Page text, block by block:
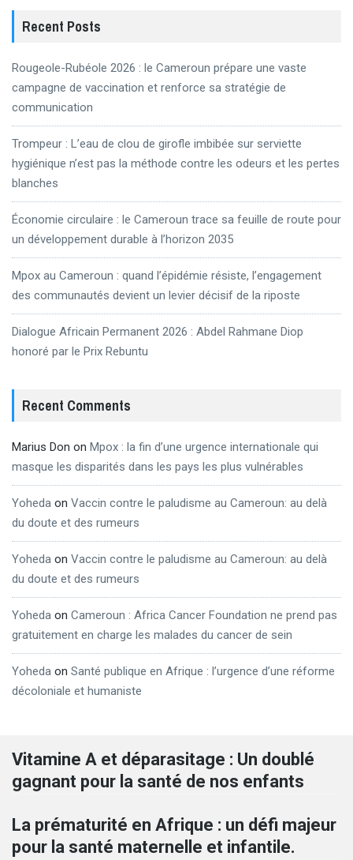
Recent Posts
Rougeole-Rubéole 2026 : le Cameroun prépare une vaste
campagne de vaccination et renforce sa stratégie de
communication
Trompeur : L’eau de clou de girofle imbibée sur serviette
hygiénique n’est pas la méthode contre les odeurs et les pertes
blanches
Économie circulaire : le Cameroun trace sa feuille de route pour
un développement durable à l’horizon 2035
Mpox au Cameroun : quand l’épidémie résiste, l’engagement
des communautés devient un levier décisif de la riposte
Dialogue Africain Permanent 2026 : Abdel Rahmane Diop
honoré par le Prix Rebuntu
Recent Comments
Marius Don on Mpox : la fin d’une urgence internationale qui
masque les disparités dans les pays les plus vulnérables
Yoheda on Vaccin contre le paludisme au Cameroun: au delà
du doute et des rumeurs
Yoheda on Vaccin contre le paludisme au Cameroun: au delà
du doute et des rumeurs
Yoheda on Cameroun : Africa Cancer Foundation ne prend pas
gratuitement en charge les malades du cancer de sein
Yoheda on Santé publique en Afrique : l’urgence d’une réforme
décoloniale et humaniste
Vitamine A et déparasitage : Un doublé
gagnant pour la santé de nos enfants
La prématurité en Afrique : un défi majeur
pour la santé maternelle et infantile.